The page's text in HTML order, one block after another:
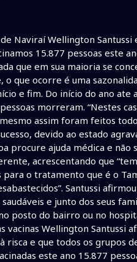
Naviraí Wellington
15.877 pessoas este
que em sua maioria se
o que ocorre é uma
e fim. Do início do ano
morreram. “Nestes
assim foram feitos
devido ao estado
procure ajuda médica e
acrescentando que
para o tratamento que é o
Santussi
e junto dos seus
posto do bairro ou no
vacinas Wellington
risca e que todos os grupos
este ano 15.877